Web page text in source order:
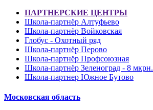
ПАРТНЕРСКИЕ ЦЕНТРЫ
Школа-партнёр Алтуфьево
Школа-партнёр Войковская
Глобус - Охотный ряд
Школа-партнёр Перово
Школа-партнёр Профсоюзная
Школа-партнёр Зеленоград - 8 мкрн.
Школа-партнер Южное Бутово
Московская область